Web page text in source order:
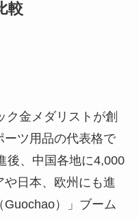
較
ク金メダリストが創
ツ用品の代表格で
後、中国各地に4,000
日本、欧州にも進
）」ブーム